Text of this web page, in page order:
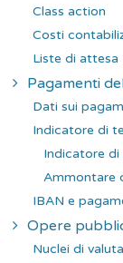
Class action
Costi
Liste di attesa
Pagamenti
Dati sui
Indicatore di
Indicatore
Ammontare
IBAN e
Opere
Nuclei di